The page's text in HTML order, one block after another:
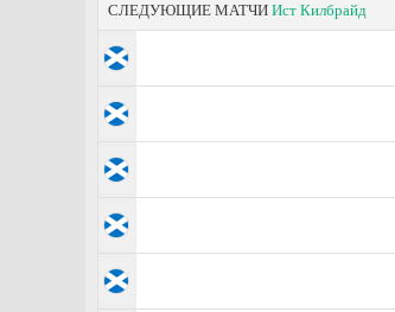
СЛЕДУЮЩИЕ МАТЧИ Ист Килбрайд